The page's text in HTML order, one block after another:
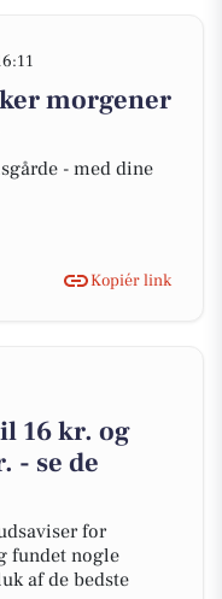
morgener
- med dine
Kopiér link
16 kr. og
- se de
for
fundet nogle
af de bedste